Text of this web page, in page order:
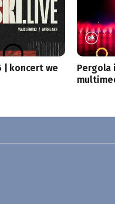
| koncert we
Pergola